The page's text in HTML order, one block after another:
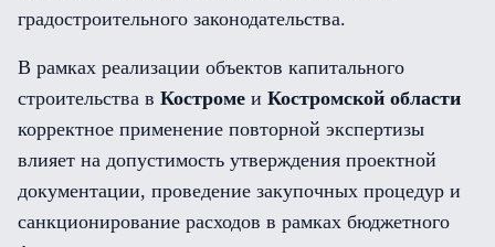
градостроительного законодательства.
В рамках реализации объектов капитального
строительства в Костроме и Костромской области
корректное применение повторной экспертизы
влияет на допустимость утверждения проектной
документации, проведение закупочных процедур и
санкционирование расходов в рамках бюджетного